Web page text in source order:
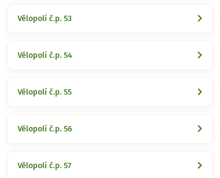
Vělopolí č.p. 53
Vělopolí č.p. 54
Vělopolí č.p. 55
Vělopolí č.p. 56
Vělopolí č.p. 57